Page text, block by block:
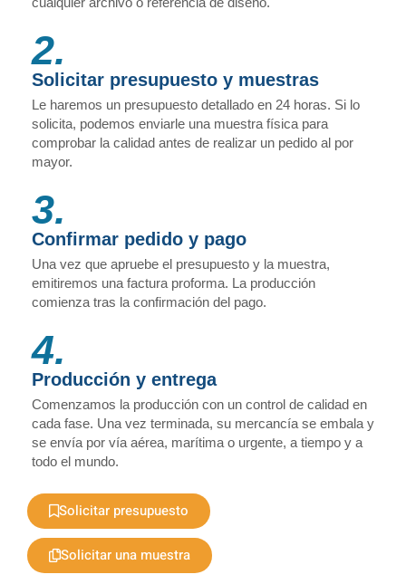
2.
Solicitar presupuesto y muestras
Le haremos un presupuesto detallado en 24 horas. Si lo
solicita, podemos enviarle una muestra física para
comprobar la calidad antes de realizar un pedido al por
mayor.
3.
Confirmar pedido y pago
Una vez que apruebe el presupuesto y la muestra,
emitiremos una factura proforma. La producción
comienza tras la confirmación del pago.
4.
Producción y entrega
Comenzamos la producción con un control de calidad en
cada fase. Una vez terminada, su mercancía se embala y
se envía por vía aérea, marítima o urgente, a tiempo y a
todo el mundo.
Solicitar presupuesto
Solicitar una muestra